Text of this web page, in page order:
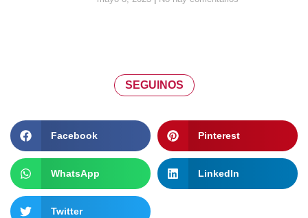
SEGUINOS
Facebook Pinterest
WhatsApp LinkedIn
Twitter